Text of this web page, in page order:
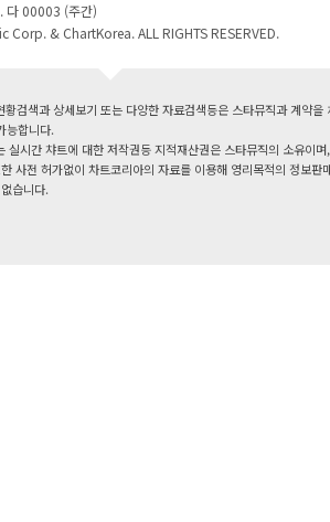
다 00003 (주간)
Corp. & ChartKorea. ALL RIGHTS RESERVED.
황검색과 상세보기 또는 다양한 자료검색등은 스타뮤직과 계약을
능합니다.
실시간 챠트에 대한 저작권등 지적재산권은 스타뮤직의 소유이
사전 허가없이 차트코리아의 자료를 이용해 영리목적의 정보판
습니다.